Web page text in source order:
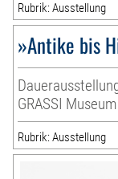
Rubrik: Ausstellung
»Antike bis
GRASSI
Rubrik: Ausstellung